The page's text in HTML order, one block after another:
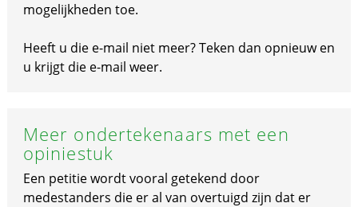
mogelijkheden toe.
Heeft u die e-mail niet meer? Teken dan opnieuw en
u krijgt die e-mail weer.
Meer ondertekenaars met een
opiniestuk
Een petitie wordt vooral getekend door
medestanders die er al van overtuigd zijn dat er